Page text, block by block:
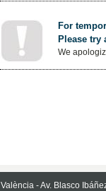
For
Please try
We
- Av. Blasco